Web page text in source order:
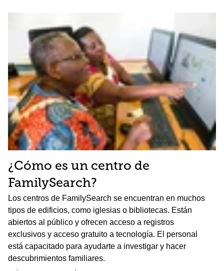
¿Cómo es un centro de
FamilySearch?
Los centros de FamilySearch se encuentran en muchos
tipos de edificios, como iglesias o bibliotecas. Están
abiertos al público y ofrecen acceso a registros
exclusivos y acceso gratuito a tecnología. El personal
está capacitado para ayudarte a investigar y hacer
descubrimientos familiares.